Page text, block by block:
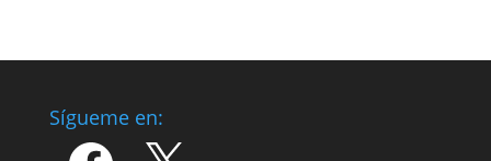
Sígueme en:
Facebook